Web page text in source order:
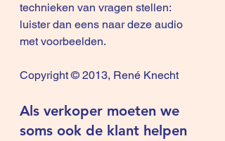
technieken van vragen stellen:
luister dan eens naar deze audio
met voorbeelden.
Copyright © 2013, René Knecht
Als verkoper moeten we
soms ook de klant helpen